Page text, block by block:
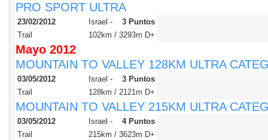
PRO SPORT ULTRA
23/02/2012 3 Puntos
Israel -
Trail
102km / 3293m D+
Mayo 2012
MOUNTAIN TO VALLEY 128KM ULTRA
03/05/2012 3 Puntos
Israel -
Trail
128km / 2121m D+
MOUNTAIN TO VALLEY 215KM ULTRA
03/05/2012 4 Puntos
Israel -
Trail
215km / 3623m D+